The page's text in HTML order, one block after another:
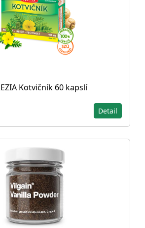
Kotvičník 60 kapslí
Detail